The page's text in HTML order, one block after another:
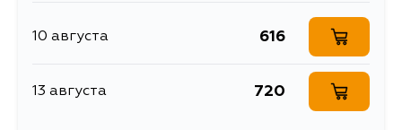
AHV40L, ACV36L, ACV36R,
AZE141L, AZE144L, AZE146L
10 августа 616
13 августа 720